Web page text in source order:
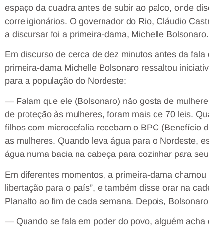
espaço da quadra antes de subir ao palco, onde
correligionários. O governador do Rio, Cláudio
a discursar foi a primeira-dama, Michelle Bolsonaro.
Em discurso de cerca de dez minutos antes da
primeira-dama Michelle Bolsonaro ressaltou
para a população do Nordeste:
— Falam que ele (Bolsonaro) não gosta de
de proteção às mulheres, foram mais de 70 leis.
filhos com microcefalia recebam o BPC (Benefício
as mulheres. Quando leva água para o Nordeste,
água numa bacia na cabeça para cozinhar para
Em diferentes momentos, a primeira-dama
libertação para o país”, e também disse orar na
Planalto ao fim de cada semana. Depois,
— Quando se fala em poder do povo, alguém acha